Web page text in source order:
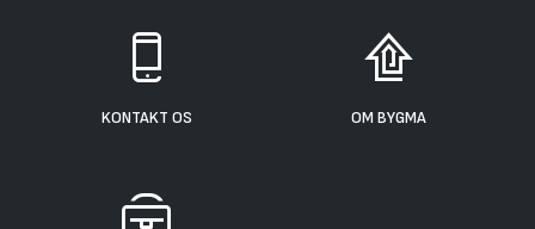
KONTAKT OS OM BYGMA